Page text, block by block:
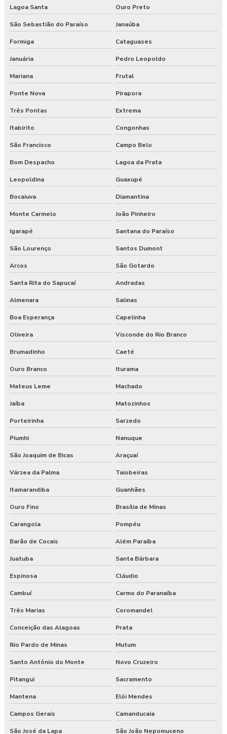
Lagoa Santa Ouro Preto
São Sebastião do Paraíso Janaúba
Formiga Cataguases
Januária Pedro Leopoldo
Mariana Frutal
Ponte Nova Pirapora
Três Pontas Extrema
Itabirito Congonhas
São Francisco Campo Belo
Bom Despacho Lagoa da Prata
Leopoldina Guaxupé
Bocaiuva Diamantina
Monte Carmelo João Pinheiro
Igarapé Santana do Paraíso
São Lourenço Santos Dumont
Arcos São Gotardo
Santa Rita do Sapucaí Andradas
Almenara Salinas
Boa Esperança Capelinha
Oliveira Visconde do Rio Branco
Brumadinho Caeté
Ouro Branco Iturama
Mateus Leme Machado
Jaíba Matozinhos
Porteirinha Sarzedo
Piumhi Nanuque
São Joaquim de Bicas Araçuaí
Várzea da Palma Taiobeiras
Itamarandiba Guanhães
Ouro Fino Brasília de Minas
Carangola Pompéu
Barão de Cocais Além Paraíba
Juatuba Santa Bárbara
Espinosa Cláudio
Cambuí Carmo do Paranaíba
Três Marias Coromandel
Conceição das Alagoas Prata
Rio Pardo de Minas Mutum
Santo Antônio do Monte Novo Cruzeiro
Pitangui Sacramento
Mantena Elói Mendes
Campos Gerais Camanducaia
São José da Lapa São João Nepomuceno